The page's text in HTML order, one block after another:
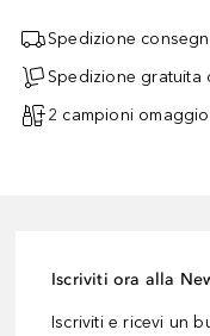
Spedizione
Spedizione gratuita
2 campioni omaggio
Iscriviti ora alla
Iscriviti e ricevi un